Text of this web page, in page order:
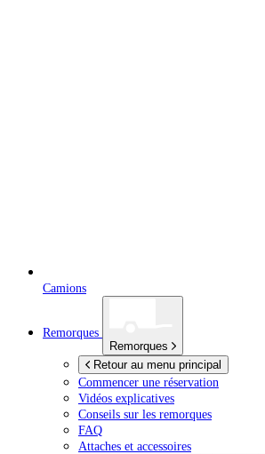
Camions
Remorques
Remorques
Retour au menu principal
Commencer une réservation
Vidéos explicatives
Conseils sur les remorques
FAQ
Attaches et accessoires